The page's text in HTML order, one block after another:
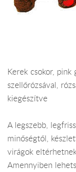
Kerek csokor,
szellőrózsával,
kiegészítve
A legszebb,
minőségtől,
virágok
Amennyiben